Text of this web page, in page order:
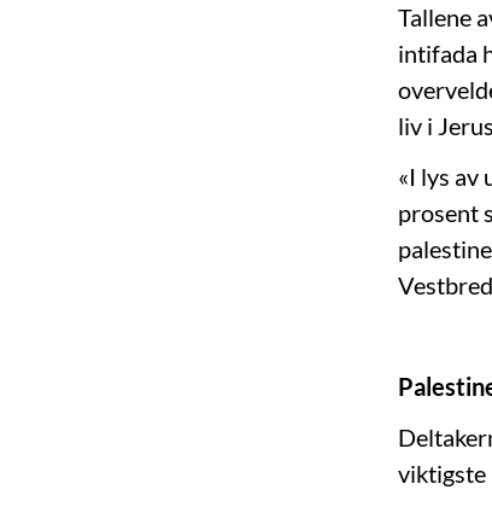
Tallene
intifada
liv i
«I lys av
prosent
viktigste